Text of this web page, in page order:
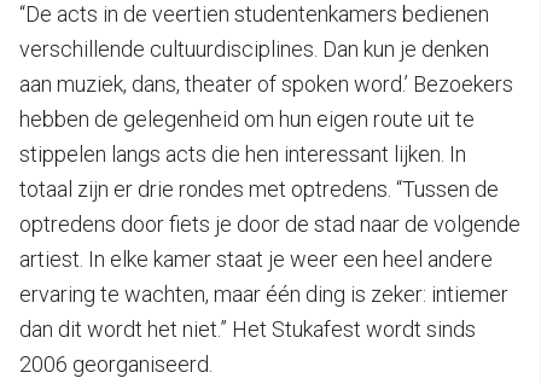
“De acts in de veertien studentenkamers bedienen
verschillende cultuurdisciplines. Dan kun je denken
aan muziek, dans, theater of spoken word.’ Bezoekers
hebben de gelegenheid om hun eigen route uit te
stippelen langs acts die hen interessant lijken. In
totaal zijn er drie rondes met optredens. “Tussen de
optredens door fiets je door de stad naar de volgende
artiest. In elke kamer staat je weer een heel andere
ervaring te wachten, maar één ding is zeker: intiemer
dan dit wordt het niet.” Het Stukafest wordt sinds
2006 georganiseerd.